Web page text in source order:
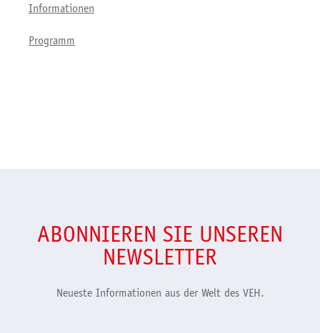
Informationen
Programm
ABONNIEREN SIE UNSEREN
NEWSLETTER
Neueste Informationen aus der Welt des VEH.